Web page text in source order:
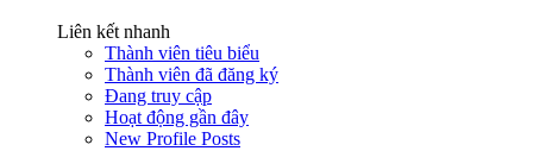
Liên kết nhanh
Thành viên tiêu biểu
Thành viên đã đăng ký
Đang truy cập
Hoạt động gần đây
New Profile Posts